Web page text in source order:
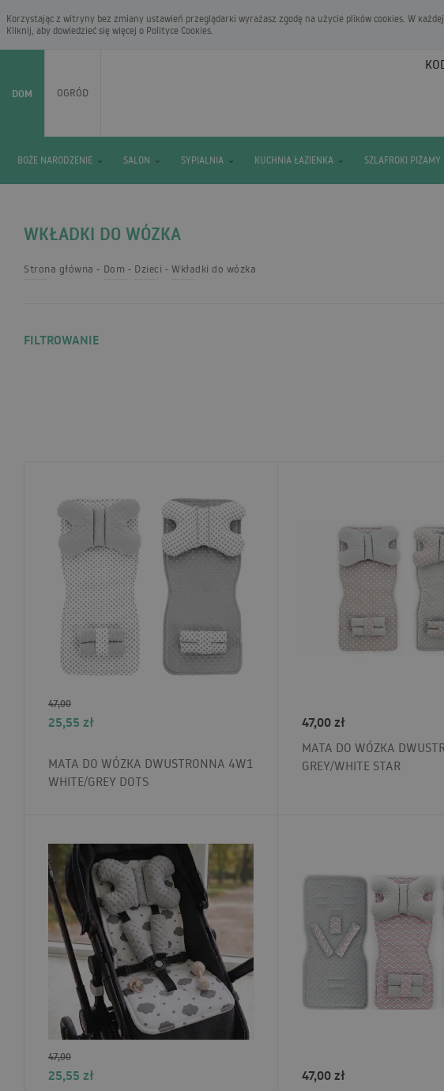
Korzystając z witryny bez zmiany ustawień przeglądarki wyrażasz zgodę na użycie plików cookies. W
Kliknij, aby dowiedzieć się więcej o Polityce Cookies.
DOM OGRÓD
BOŻE NARODZENIE SALON SYPIALNIA KUCHNIA ŁAZIENKA SZLAFROKI PIŻAMY
WKŁADKI DO WÓZKA
Strona główna Dom Dzieci Wkładki do wózka
FILTROWANIE
47,00
25,55 zł
MATA DO WÓZKA DWUSTRONNA 4W1
WHITE/GREY DOTS
47,00zł
MATA DO WÓZKA
GREY/WHITE STAR
47,00
25,55 zł 47,00zł